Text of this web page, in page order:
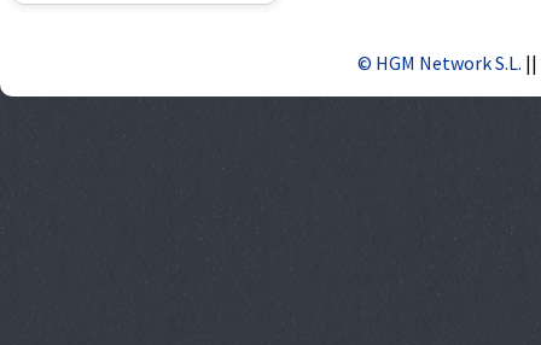
© HGM Network S.L. ||